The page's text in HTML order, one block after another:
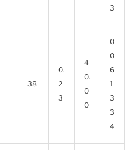
3
38
0.
2
3
4
0.
0
0
0
0
6
1
3
3
4